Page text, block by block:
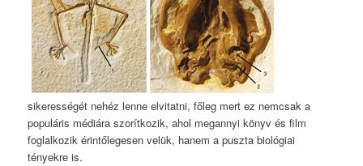
sikerességét nehéz lenne elvitatni, főleg mert ez nemcsak a
populáris médiára szorítkozik, ahol megannyi könyv és film
foglalkozik érintőlegesen velük, hanem a puszta biológiai
tényekre is.